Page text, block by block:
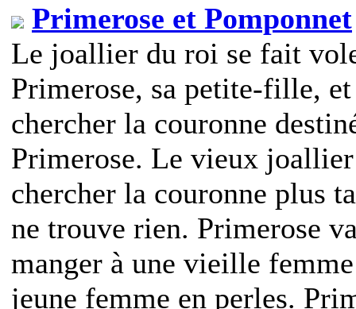
Primerose et Pomponnet
Le joallier du roi se fait
Primerose, sa petite-fille,
chercher la couronne
Primerose. Le vieux
chercher la couronne plus
ne trouve rien. Primerose
manger à une vieille
jeune femme en perles.